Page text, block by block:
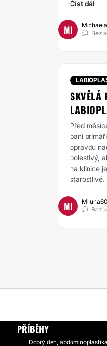
Číst dál
MI
Bez
SKVĚLÁ
Před
paní
opravdu
bolestivý,
na klinice
starostlivé.
MI
Bez
PŘÍBĚHY
Dobrý den,